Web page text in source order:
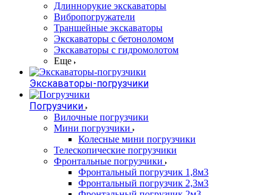
Длиннорукие экскаваторы
Вибропогружатели
Траншейные экскаваторы
Экскаваторы с бетоноломом
Экскаваторы с гидромолотом
Еще
Экскаваторы-погрузчики
Погрузчики
Вилочные погрузчики
Мини погрузчики
Колесные мини погрузчики
Телескопические погрузчики
Фронтальные погрузчики
Фронтальный погрузчик 1,8м3
Фронтальный погрузчик 2,3м3